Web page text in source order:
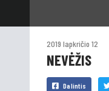
2019 lapkričio 12
NEVĖŽIS
Dalintis